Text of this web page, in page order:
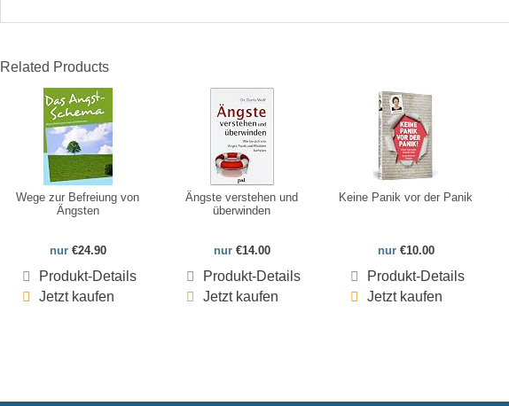
Related Products
Wege zur Befreiung von
Ängsten
nur €24.90
Produkt-Details
Jetzt kaufen
Ängste verstehen und
überwinden
nur €14.00
Produkt-Details
Jetzt kaufen
Keine Panik vor der Panik
nur €10.00
Produkt-Details
Jetzt kaufen